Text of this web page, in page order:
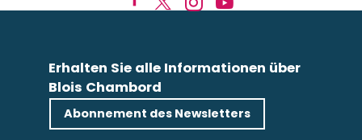
Erhalten Sie alle Informationen über
Blois Chambord
Abonnement des Newsletters